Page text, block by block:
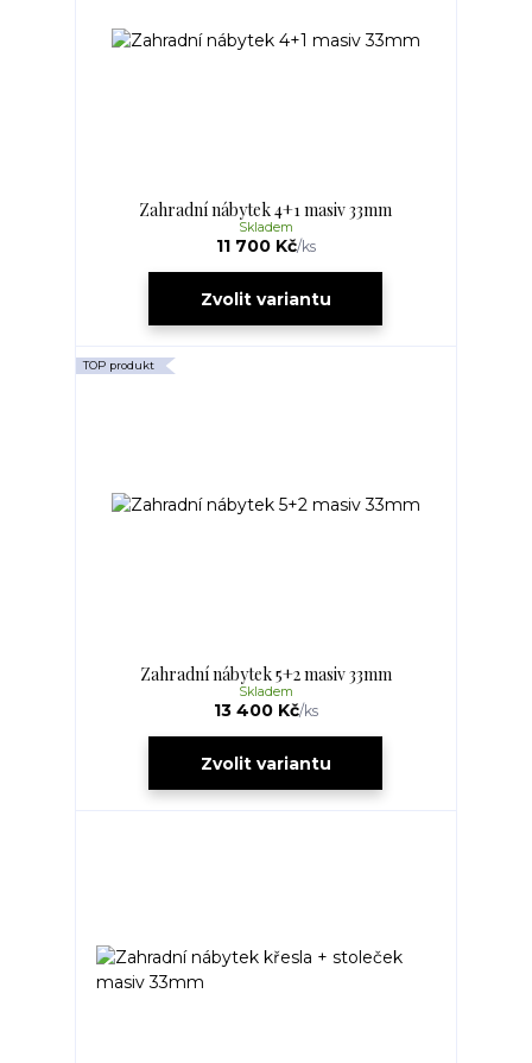
Zahradní nábytek 4+1 masiv 33mm
11 700 Kč/ks
Skladem
Zvolit variantu
TOP produkt
Zahradní nábytek 5+2 masiv 33mm
13 400 Kč/ks
Skladem
Zvolit variantu